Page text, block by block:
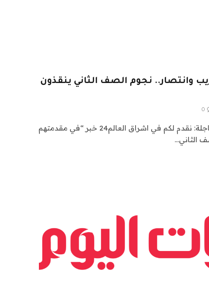
نجوم الصف الثاني ينقذون
0
اشراق العالم 24 متابعات عالمية عاجلة: نقدم لكم في اشراق العالم24 خبر “في مقدمتهم
الثاني…